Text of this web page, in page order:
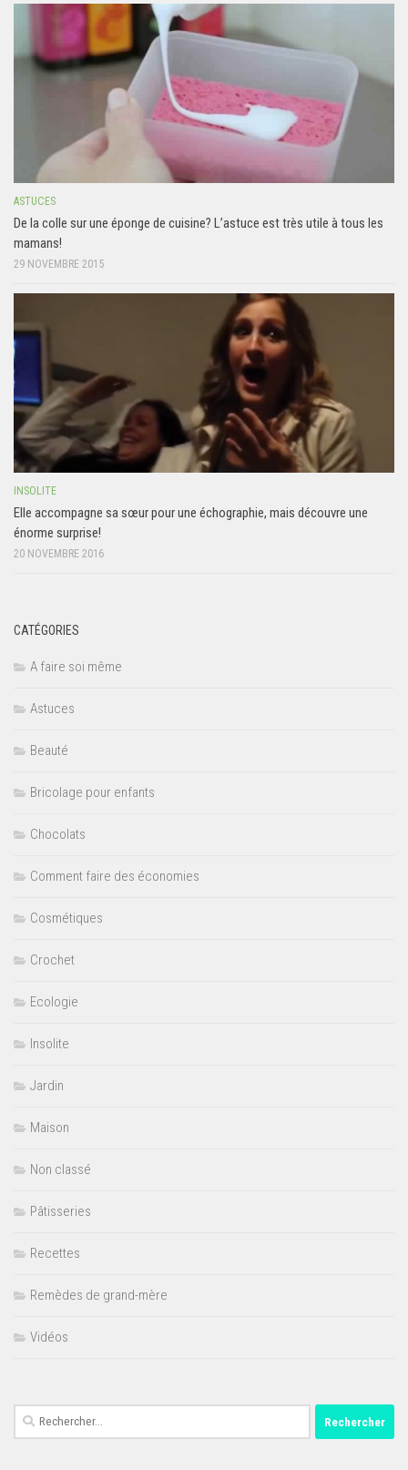
ASTUCES
De la colle sur une éponge de cuisine? L’astuce est très utile à tous les
mamans!
29 NOVEMBRE 2015
INSOLITE
Elle accompagne sa sœur pour une échographie, mais découvre une
énorme surprise!
20 NOVEMBRE 2016
CATÉGORIES
A faire soi même
Astuces
Beauté
Bricolage pour enfants
Chocolats
Comment faire des économies
Cosmétiques
Crochet
Ecologie
Insolite
Jardin
Maison
Non classé
Pâtisseries
Recettes
Remèdes de grand-mère
Vidéos
Rechercher :